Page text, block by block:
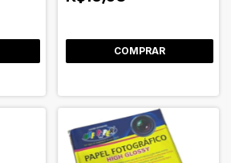
COMPRAR